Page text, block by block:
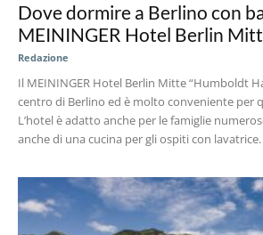
Dove dormire a Berlino con
MEININGER Hotel Berlin
Redazione
Il MEININGER Hotel Berlin Mitte “Humboldt
centro di Berlino ed è molto conveniente per
L’hotel è adatto anche per le famiglie
anche di una cucina per gli ospiti con lavatrice.